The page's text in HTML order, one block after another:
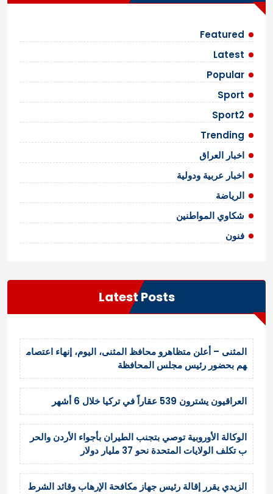
Featured
Latest
Popular
Sport
Sport2
Trending
اخبار العراق
اخبار عربية ودولية
الرياضة
شكاوي المواطنين
فنون
Latest Posts
المثنى – أعلن متظاهرو محافظ المثنى، اليوم، إنهاء اعتصام
هم بحضور رئيس مجلس المحافظة
العراقيون يشترون 539 عقاراً في تركيا خلال 6 أشهر
الوكالة الأوروبية توصي بتجنب الطيران بأجواء الأردن والحر
ب تكلف الولايات المتحدة نحو 37 مليار دولار
الزيدي يقرر إقالة رئيس جهاز مكافحة الإرهاب وقائد الشرط